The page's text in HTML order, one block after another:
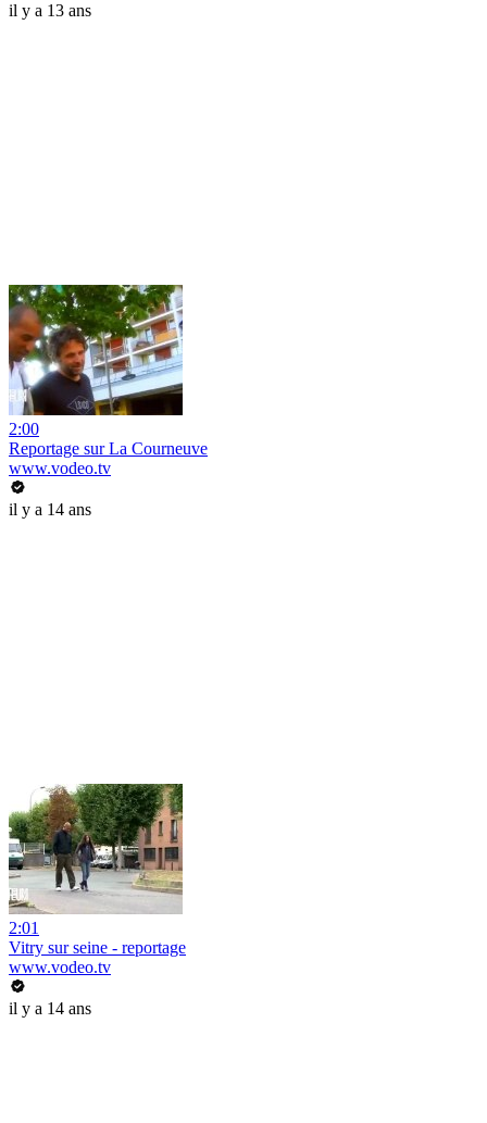
il y a 13 ans
2:00
Reportage sur La Courneuve
www.vodeo.tv
il y a 14 ans
2:01
Vitry sur seine - reportage
www.vodeo.tv
il y a 14 ans